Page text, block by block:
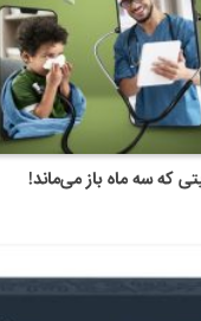
که سه ماه باز می‌ماند!